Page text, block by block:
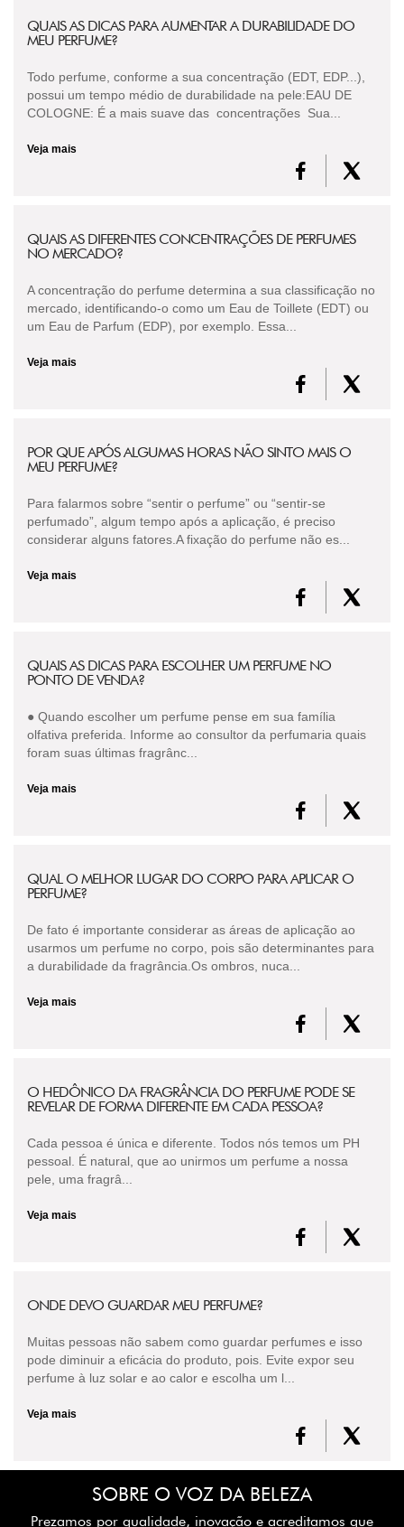
QUAIS AS DICAS PARA AUMENTAR A DURABILIDADE DO
MEU PERFUME?
Todo perfume, conforme a sua concentração (EDT, EDP...),
possui um tempo médio de durabilidade na pele:EAU DE
COLOGNE: É a mais suave das concentrações Sua...
Veja mais
QUAIS AS DIFERENTES CONCENTRAÇÕES DE PERFUMES
NO MERCADO?
A concentração do perfume determina a sua classificação no
mercado, identificando-o como um Eau de Toillete (EDT) ou
um Eau de Parfum (EDP), por exemplo. Essa...
Veja mais
POR QUE APÓS ALGUMAS HORAS NÃO SINTO MAIS O
MEU PERFUME?
Para falarmos sobre “sentir o perfume” ou “sentir-se
perfumado”, algum tempo após a aplicação, é preciso
considerar alguns fatores.A fixação do perfume não es...
Veja mais
QUAIS AS DICAS PARA ESCOLHER UM PERFUME NO
PONTO DE VENDA?
● Quando escolher um perfume pense em sua família
olfativa preferida. Informe ao consultor da perfumaria quais
foram suas últimas fragrânc...
Veja mais
QUAL O MELHOR LUGAR DO CORPO PARA APLICAR O
PERFUME?
De fato é importante considerar as áreas de aplicação ao
usarmos um perfume no corpo, pois são determinantes para
a durabilidade da fragrância.Os ombros, nuca...
Veja mais
O HEDÔNICO DA FRAGRÂNCIA DO PERFUME PODE SE
REVELAR DE FORMA DIFERENTE EM CADA PESSOA?
Cada pessoa é única e diferente. Todos nós temos um PH
pessoal. É natural, que ao unirmos um perfume a nossa
pele, uma fragrâ...
Veja mais
ONDE DEVO GUARDAR MEU PERFUME?
Muitas pessoas não sabem como guardar perfumes e isso
pode diminuir a eficácia do produto, pois. Evite expor seu
perfume à luz solar e ao calor e escolha um l...
Veja mais
SOBRE O VOZ DA BELEZA
Prezamos por qualidade, inovação e acreditamos que